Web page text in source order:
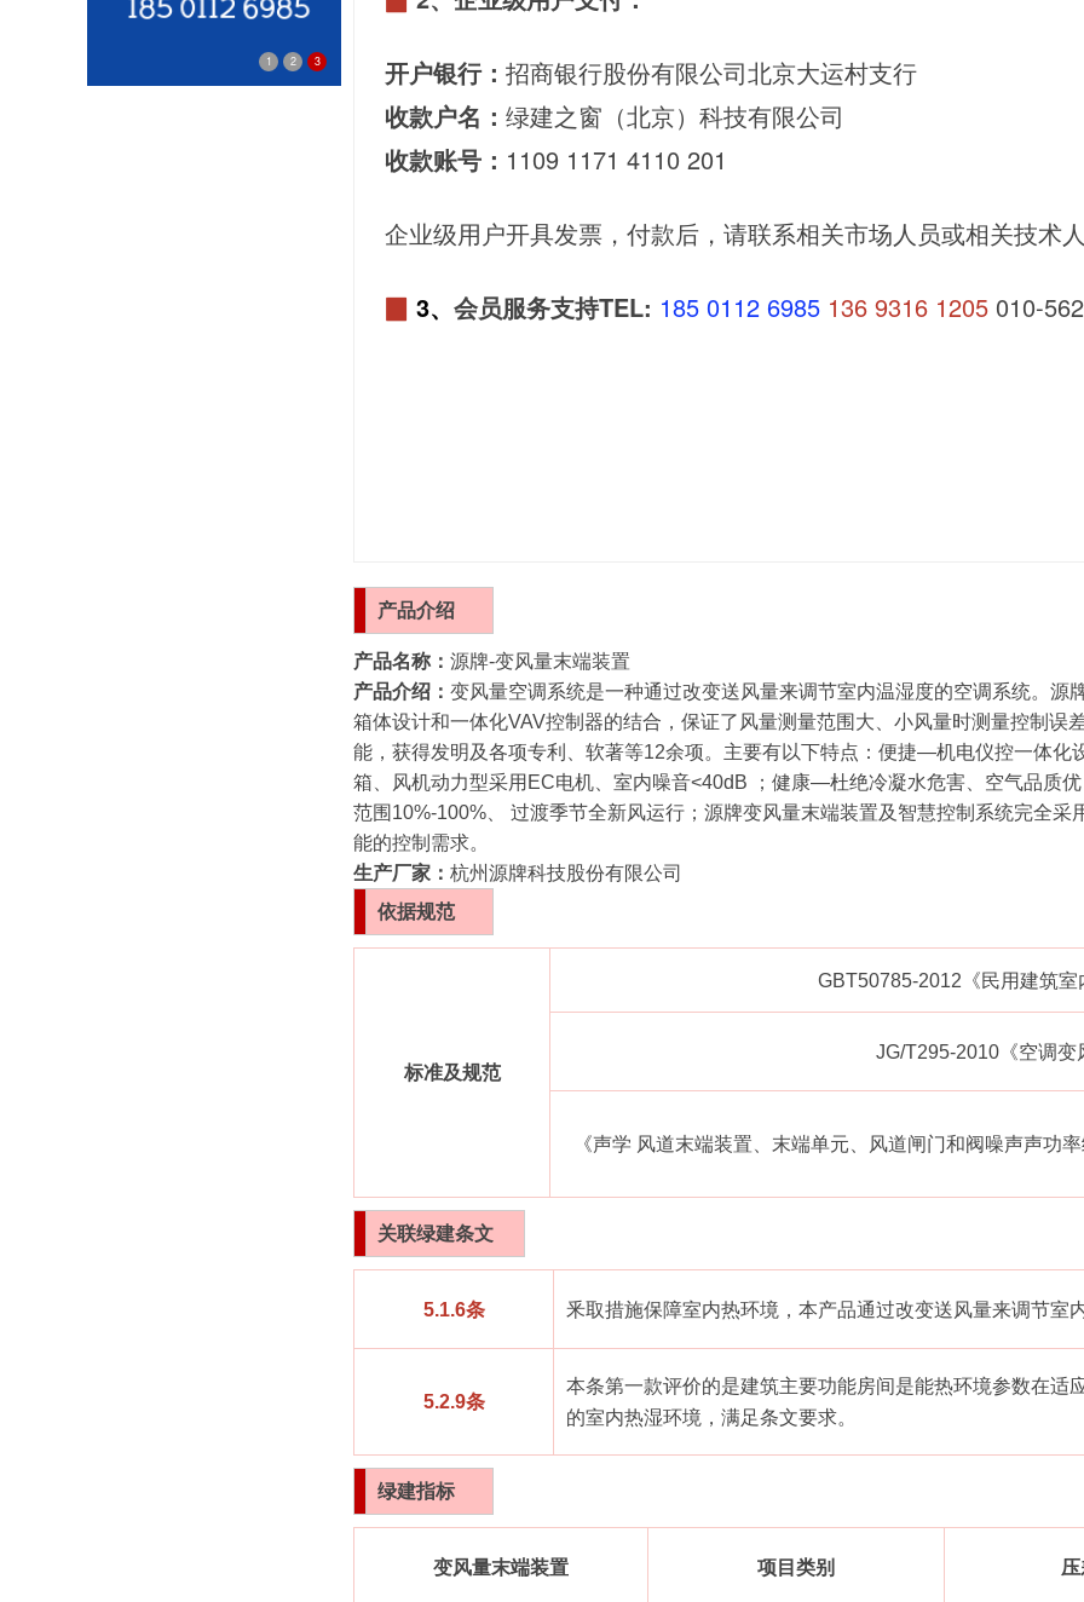
开户银行： 招商银行股份有限公司北京大运村支行
收款户名： 绿建之窗（北京）科技有限公司
收款账号： 1109 1171 4110 201
企业级用户开具发票，付款后，请联系相关市场人员或相关技术人
▉ 3、 会员服务支持TEL: 185 0112 6985 136 9316 1205 010-
产品介绍
产品名称： 源牌-变风量末端装置
产品介绍： 变风量空调系统是一种通过改变送风量来调节室内温湿度的空调系统。源
箱体设计和一体化VAV控制器的结合，保证了风量测量范围大、小风量时测量控制误
能，获得发明及各项专利、软著等12余项。主要有以下特点：便捷—机电仪控一体
箱、风机动力型采用EC电机、室内噪音<40dB ；健康—杜绝冷凝水危害、空气品质
范围10%-100%、 过渡季节全新风运行；源牌变风量末端装置及智慧控制系统完全
能的控制需求。
生产厂家： 杭州源牌科技股份有限公司
依据规范
标准及规范
GBT50785-2012《民用建筑室
JG/T295-2010《空调变
《声学 风道末端装置、末端单元、风道闸门和阀噪声声功
关联绿建条文
5.1.6条 釆取措施保障室内热环境，本产品通过改变送风量来调节室
5.2.9条
本条第一款评价的是建筑主要功能房间是能热环境参数在适
的室内热湿环境，满足条文要求。
绿建指标
变风量末端装置 项目类别
1 2 3